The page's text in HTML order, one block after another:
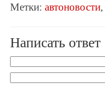
Метки: автоновости,
Написать ответ